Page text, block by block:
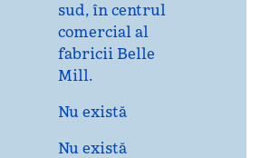
sud, în centrul
comercial al
fabricii Belle
Mill.
Nu există
Nu există